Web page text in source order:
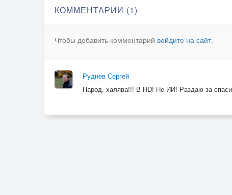
2) Черёд за мной
Тебя в мечтах
Это блеск
Тебя повсюду
КОММЕНТАРИИ (1)
Чтобы добавить комментарий войдите на сайт.
Руднев Сергей
Народ, халява!!! В HD! Не ИИ! Раздаю за